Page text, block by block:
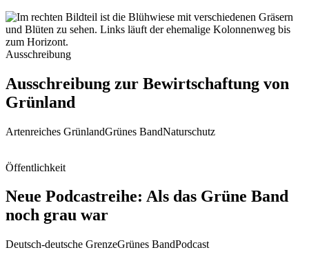
Ausschreibung
Ausschreibung zur Bewirtschaftung von
Grünland
Artenreiches GrünlandGrünes BandNaturschutz
Öffentlichkeit
Neue Podcastreihe: Als das Grüne Band
noch grau war
Deutsch-deutsche GrenzeGrünes BandPodcast